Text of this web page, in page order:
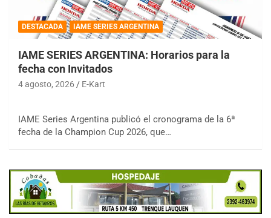
DESTACADA IAME SERIES ARGENTINA
IAME SERIES ARGENTINA: Horarios para la
fecha con Invitados
4 agosto, 2026 E-Kart
IAME Series Argentina publicó el cronograma de la 6ª
fecha de la Champion Cup 2026, que…